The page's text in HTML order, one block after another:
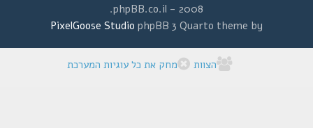
2008 - phpBB.co.il.
phpBB 3 Quarto theme by
PixelGoose Studio
הצוות מחק את כל עוגיות המערכת